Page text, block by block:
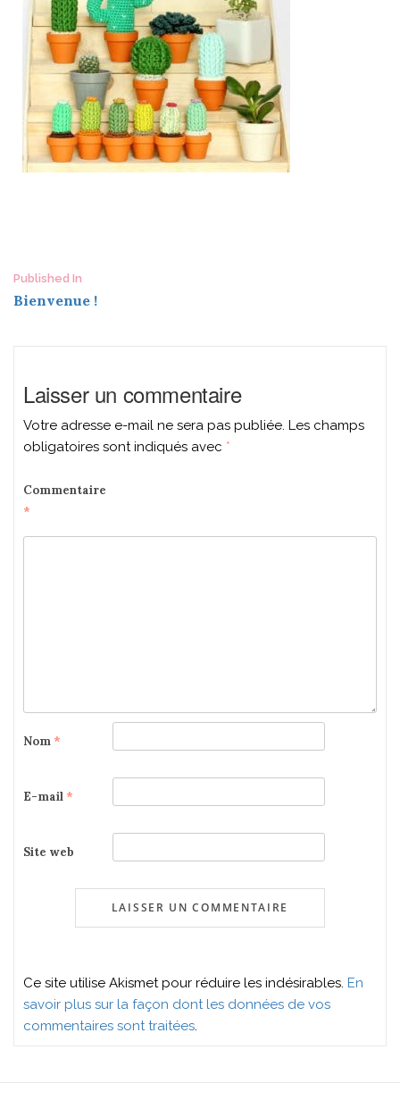
Post
Published In
Bienvenue !
Laisser un commentaire
Votre adresse e-mail ne sera pas publiée. Les champs
obligatoires sont indiqués avec *
Commentaire
*
Nom *
E-mail *
Site web
Ce site utilise Akismet pour réduire les indésirables. En
savoir plus sur la façon dont les données de vos
commentaires sont traitées.